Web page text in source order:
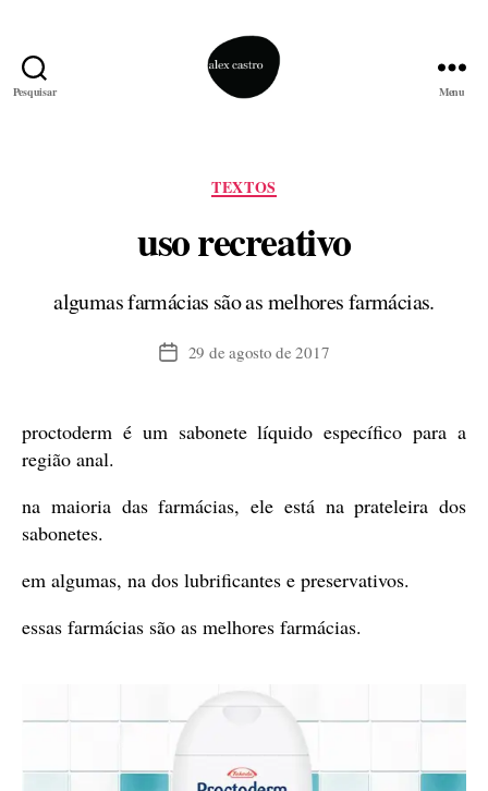
Pesquisar Menu
Categorias
TEXTOS
uso recreativo
algumas farmácias são as melhores farmácias.
Data29 de agosto de 2017
proctoderm é um sabonete líquido específico para a
região anal.
na maioria das farmácias, ele está na prateleira dos
sabonetes.
em algumas, na dos lubrificantes e preservativos.
essas farmácias são as melhores farmácias.